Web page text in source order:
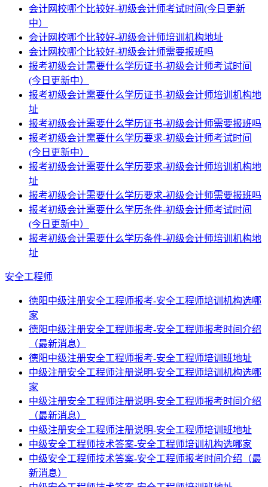
会计网校哪个比较好-初级会计师考试时间(今日更新
中）
会计网校哪个比较好-初级会计师培训机构地址
会计网校哪个比较好-初级会计师需要报班吗
报考初级会计需要什么学历证书-初级会计师考试时间
(今日更新中）
报考初级会计需要什么学历证书-初级会计师培训机构地
址
报考初级会计需要什么学历证书-初级会计师需要报班吗
报考初级会计需要什么学历要求-初级会计师考试时间
(今日更新中）
报考初级会计需要什么学历要求-初级会计师培训机构地
址
报考初级会计需要什么学历要求-初级会计师需要报班吗
报考初级会计需要什么学历条件-初级会计师考试时间
(今日更新中）
报考初级会计需要什么学历条件-初级会计师培训机构地
址
安全工程师
德阳中级注册安全工程师报考-安全工程师培训机构选哪
家
德阳中级注册安全工程师报考-安全工程师报考时间介绍
（最新消息）
德阳中级注册安全工程师报考-安全工程师培训班地址
中级注册安全工程师注册说明-安全工程师培训机构选哪
家
中级注册安全工程师注册说明-安全工程师报考时间介绍
（最新消息）
中级注册安全工程师注册说明-安全工程师培训班地址
中级安全工程师技术答案-安全工程师培训机构选哪家
中级安全工程师技术答案-安全工程师报考时间介绍（最
新消息）